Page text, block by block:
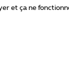
et ça ne